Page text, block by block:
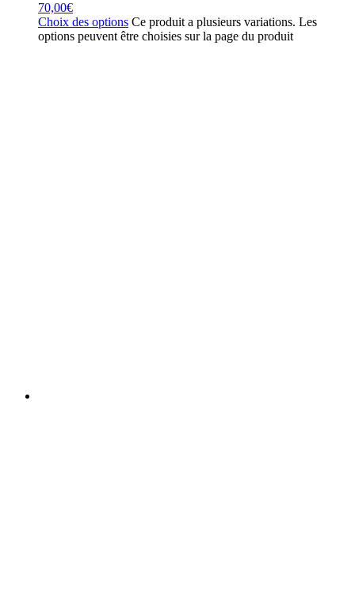
70,00€
Choix des options Ce produit a plusieurs variations. Les
options peuvent être choisies sur la page du produit